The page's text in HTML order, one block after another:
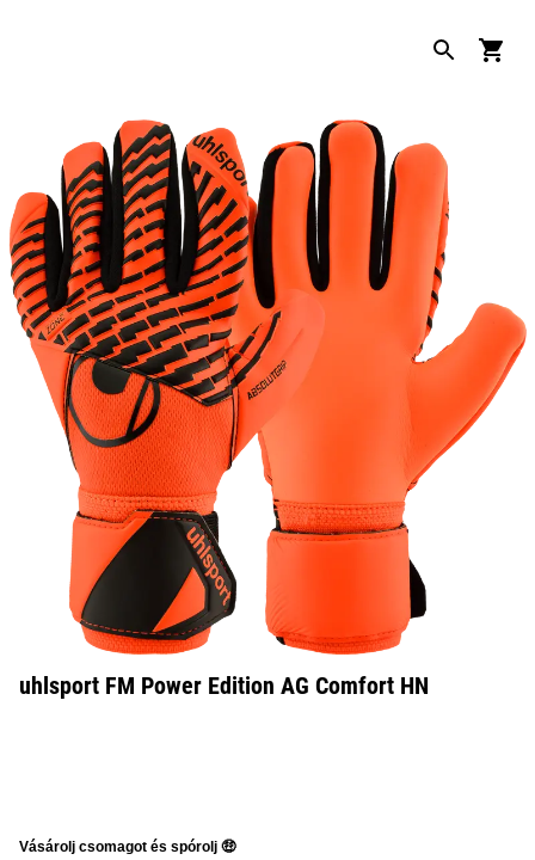
uhlsport FM Power Edition AG Comfort HN
Vásárolj csomagot és spórolj 🤑